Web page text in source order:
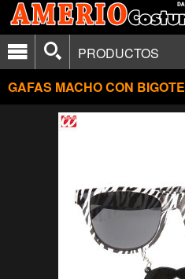
PRODUCTOS
GAFAS MACHO CON BIGOTE